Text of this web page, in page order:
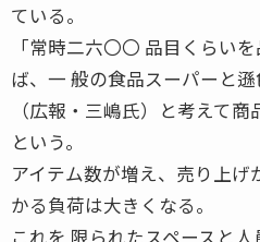
ている。
「常時二六〇〇 品目くらい
ば、一 般の食品スーパーと遜
（広報・三嶋氏）と考えて
という。
アイテム数が増え、売り上
かる負荷は大きくなる。
これを 限られたスペースと人